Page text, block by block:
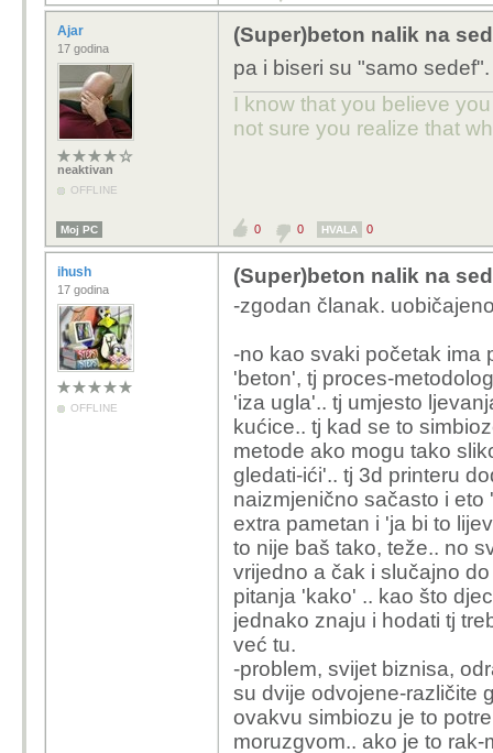
Ajar
17 godina
neaktivan
OFFLINE
(Super)beton nalik na
pa i biseri su "samo
I know that you believe
not sure you realize that
Moj PC 0 0 HVALA 0
ihush
17 godina
OFFLINE
(Super)beton nalik na
-zgodan članak.
-no kao svaki početak ima
'beton', tj proces-
'iza ugla'.. tj umjesto
kućice.. tj kad se to
metode ako mogu tako
gledati-ići'.. tj 3d printeru
naizmjenično sačasto i
extra pametan i 'ja bi to
to nije baš tako, teže.. no
vrijedno a čak i slučajno
pitanja 'kako' .. kao što
jednako znaju i hodati tj
već tu.
-problem, svijet biznisa,
su dvije odvojene-različite
ovakvu simbiozu je to
moruzgvom.. ako je to